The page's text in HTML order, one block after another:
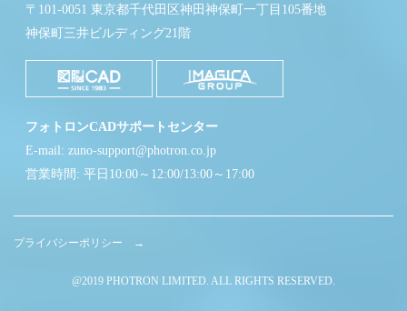
〒101-0051 東京都千代田区神田神保町一丁目105番地
神保町三井ビルディング21階
フォトロンCADサポートセンター
E-mail: zuno-support@photron.co.jp
営業時間: 平日10:00～12:00/13:00～17:00
プライバシーポリシー →
@2019 PHOTRON LIMITED. ALL RIGHTS RESERVED.